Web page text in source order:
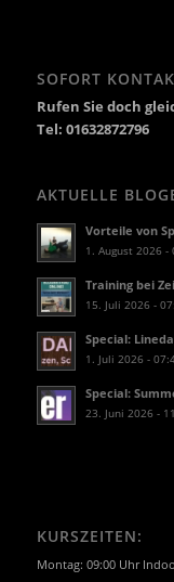
SOFORT
Rufen Sie doch
Tel: 01632872796
AKTUELLE
Vorteile von
1. August 2026 -
Training bei
15. Juli 2026 -
Special:
1. Juli 2026 -
Special:
23. Juni 2026 -
KURSZEITEN:
Montag: 09:00 Uhr